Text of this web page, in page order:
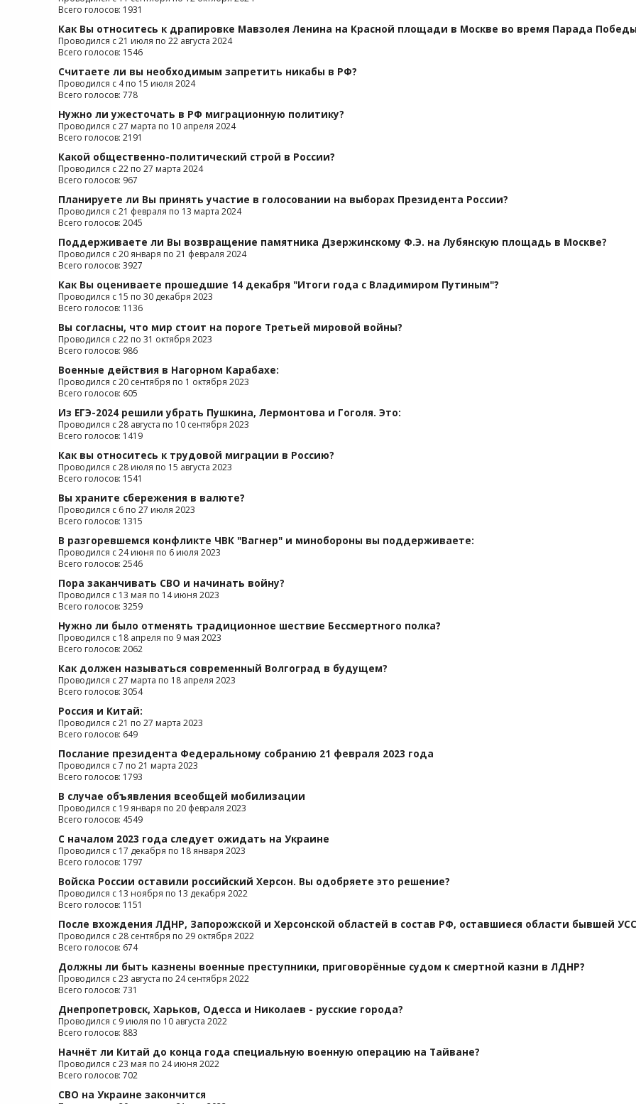
Всего голосов: 1931
Как Вы относитесь к драпировке Мавзолея Ленина на Красной площади в Москве во время Парада
Проводился с 21 июля по 22 августа 2024
Всего голосов: 1546
Считаете ли вы необходимым запретить никабы в РФ?
Проводился с 4 по 15 июля 2024
Всего голосов: 778
Нужно ли ужесточать в РФ миграционную политику?
Проводился с 27 марта по 10 апреля 2024
Всего голосов: 2191
Какой общественно-политический строй в России?
Проводился с 22 по 27 марта 2024
Всего голосов: 967
Планируете ли Вы принять участие в голосовании на выборах Президента России?
Проводился с 21 февраля по 13 марта 2024
Всего голосов: 2045
Поддерживаете ли Вы возвращение памятника Дзержинскому Ф.Э. на Лубянскую площадь в Москве?
Проводился с 20 января по 21 февраля 2024
Всего голосов: 3927
Как Вы оцениваете прошедшие 14 декабря "Итоги года с Владимиром Путиным"?
Проводился с 15 по 30 декабря 2023
Всего голосов: 1136
Вы согласны, что мир стоит на пороге Третьей мировой войны?
Проводился с 22 по 31 октября 2023
Всего голосов: 986
Военные действия в Нагорном Карабахе:
Проводился с 20 сентября по 1 октября 2023
Всего голосов: 605
Из ЕГЭ-2024 решили убрать Пушкина, Лермонтова и Гоголя. Это:
Проводился с 28 августа по 10 сентября 2023
Всего голосов: 1419
Как вы относитесь к трудовой миграции в Россию?
Проводился с 28 июля по 15 августа 2023
Всего голосов: 1541
Вы храните сбережения в валюте?
Проводился с 6 по 27 июля 2023
Всего голосов: 1315
В разгоревшемся конфликте ЧВК "Вагнер" и минобороны вы поддерживаете:
Проводился с 24 июня по 6 июля 2023
Всего голосов: 2546
Пора заканчивать СВО и начинать войну?
Проводился с 13 мая по 14 июня 2023
Всего голосов: 3259
Нужно ли было отменять традиционное шествие Бессмертного полка?
Проводился с 18 апреля по 9 мая 2023
Всего голосов: 2062
Как должен называться современный Волгоград в будущем?
Проводился с 27 марта по 18 апреля 2023
Всего голосов: 3054
Россия и Китай:
Проводился с 21 по 27 марта 2023
Всего голосов: 649
Послание президента Федеральному собранию 21 февраля 2023 года
Проводился с 7 по 21 марта 2023
Всего голосов: 1793
В случае объявления всеобщей мобилизации
Проводился с 19 января по 20 февраля 2023
Всего голосов: 4549
С началом 2023 года следует ожидать на Украине
Проводился с 17 декабря по 18 января 2023
Всего голосов: 1797
Войска России оставили российский Херсон. Вы одобряете это решение?
Проводился с 13 ноября по 13 декабря 2022
Всего голосов: 1151
После вхождения ЛДНР, Запорожской и Херсонской областей в состав РФ, оставшиеся области бывшей
Проводился с 28 сентября по 29 октября 2022
Всего голосов: 674
Должны ли быть казнены военные преступники, приговорённые судом к смертной казни в ЛДНР?
Проводился с 23 августа по 24 сентября 2022
Всего голосов: 731
Днепропетровск, Харьков, Одесса и Николаев - русские города?
Проводился с 9 июля по 10 августа 2022
Всего голосов: 883
Начнёт ли Китай до конца года специальную военную операцию на Тайване?
Проводился с 23 мая по 24 июня 2022
Всего голосов: 702
СВО на Украине закончится